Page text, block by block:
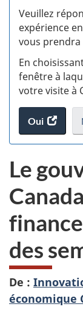
Veuillez
expérience
vous prendra
En
fenêtre à
votre visite à
Oui
au
Le
des
De :
économique